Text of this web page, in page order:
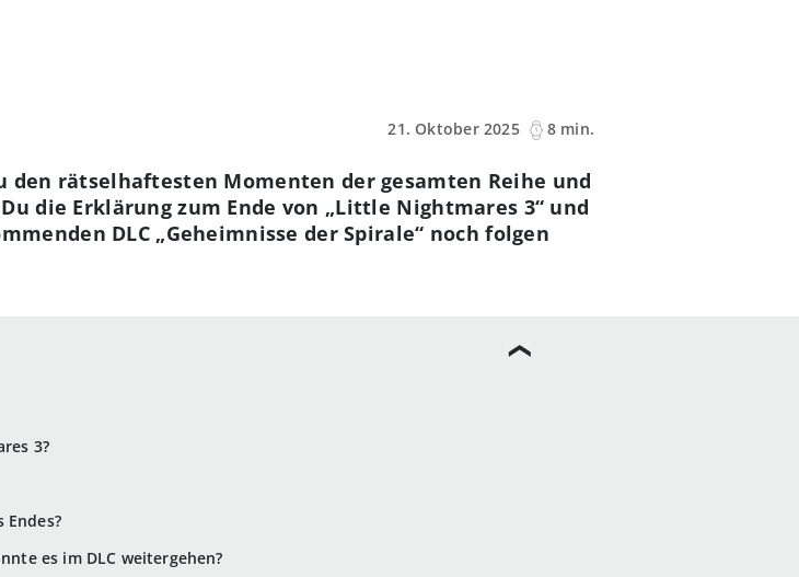
21. Oktober 2025
8 min.
3?
es im DLC weitergehen?
den rätselhaftesten Momenten der gesamten Reihe und
die Erklärung zum Ende von „Little Nightmares 3“ und
DLC „Geheimnisse der Spirale“ noch folgen